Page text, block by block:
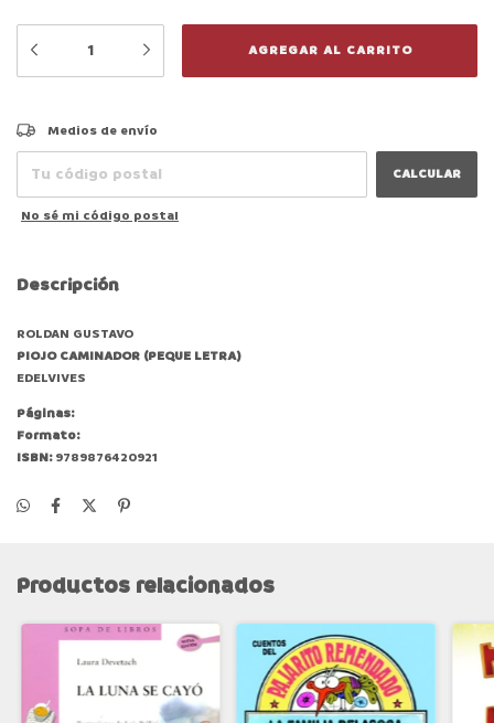
Entregas para el CP:
Medios de envío
CALCULAR
No sé mi código postal
Descripción
ROLDAN GUSTAVO
PIOJO CAMINADOR (PEQUE LETRA)
EDELVIVES
Páginas:
Formato:
ISBN:9789876420921
Productos relacionados